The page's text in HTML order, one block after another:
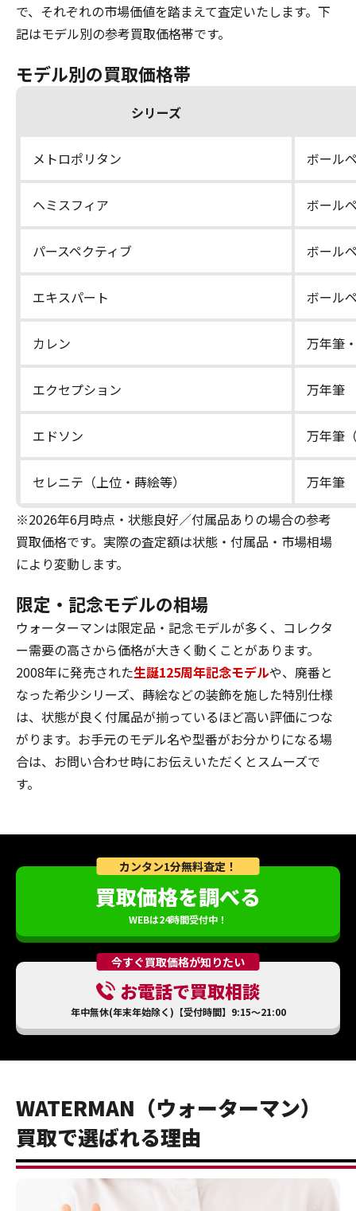
で、それぞれの市場価値を踏まえて査定いたします。下
記はモデル別の参考買取価格帯です。
モデル別の買取価格帯
シリーズ
メトロポリタン ボール
ヘミスフィア ボール
パースペクティブ ボール
エキスパート ボール
カレン 万年筆
エクセプション 万年筆
エドソン 万年筆
セレニテ（上位・蒔絵等）
万年筆
※2026年6月時点・状態良好／付属品ありの場合の参考
買取価格です。実際の査定額は状態・付属品・市場相場
により変動します。
限定・記念モデルの相場
ウォーターマンは限定品・記念モデルが多く、コレクタ
ー需要の高さから価格が大きく動くことがあります。
2008年に発売された生誕125周年記念モデルや、廃番と
なった希少シリーズ、蒔絵などの装飾を施した特別仕様
は、状態が良く付属品が揃っているほど高い評価につな
がります。お手元のモデル名や型番がお分かりになる場
合は、お問い合わせ時にお伝えいただくとスムーズで
す。
カンタン1分無料査定！
買取価格を調べる
WEBは24時間受付中！
今すぐ買取価格が知りたい
お電話で買取相談
年中無休(年末年始除く)【受付時間】9:15～21:00
WATERMAN（ウォーターマン）
買取で選ばれる理由